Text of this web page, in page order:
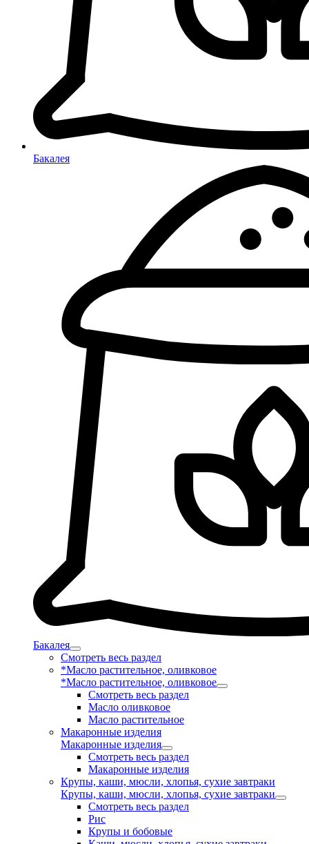
Бакалея
Бакалея
Смотреть весь раздел
*Масло растительное, оливковое
*Масло растительное, оливковое
Смотреть весь раздел
Масло оливковое
Масло растительное
Макаронные изделия
Макаронные изделия
Смотреть весь раздел
Макаронные изделия
Крупы, каши, мюсли, хлопья, сухие завтраки
Крупы, каши, мюсли, хлопья, сухие завтраки
Смотреть весь раздел
Рис
Крупы и бобовые